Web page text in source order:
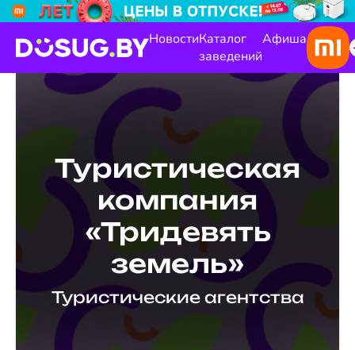
НовостиКаталог
заведений
Афиша
Туристическая
компания
«Тридевять
земель»
Туристические агентства